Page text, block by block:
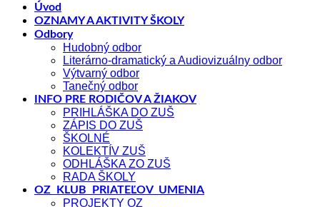
Úvod
OZNAMY A AKTIVITY ŠKOLY
Odbory
Hudobný odbor
Literárno-dramatický a Audiovizuálny odbor
Výtvarný odbor
Tanečný odbor
INFO PRE RODIČOV A ŽIAKOV
PRIHLÁŠKA DO ZUŠ
ZÁPIS DO ZUŠ
ŠKOLNÉ
KOLEKTÍV ZUŠ
ODHLÁŠKA ZO ZUŠ
RADA ŠKOLY
OZ KLUB PRIATEĽOV UMENIA
PROJEKTY OZ